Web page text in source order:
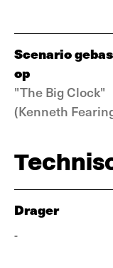
Scenario
op
"The Big Clock"
(Kenneth
Drager
-